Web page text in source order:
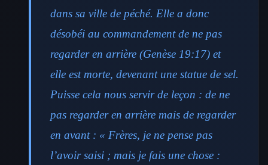
dans sa ville de péché. Elle a donc
désobéi au commandement de ne pas
regarder en arrière (Genèse 19:17) et
elle est morte, devenant une statue de sel.
Puisse cela nous servir de leçon : de ne
pas regarder en arrière mais de regarder
en avant : « Frères, je ne pense pas
l’avoir saisi ; mais je fais une chose :